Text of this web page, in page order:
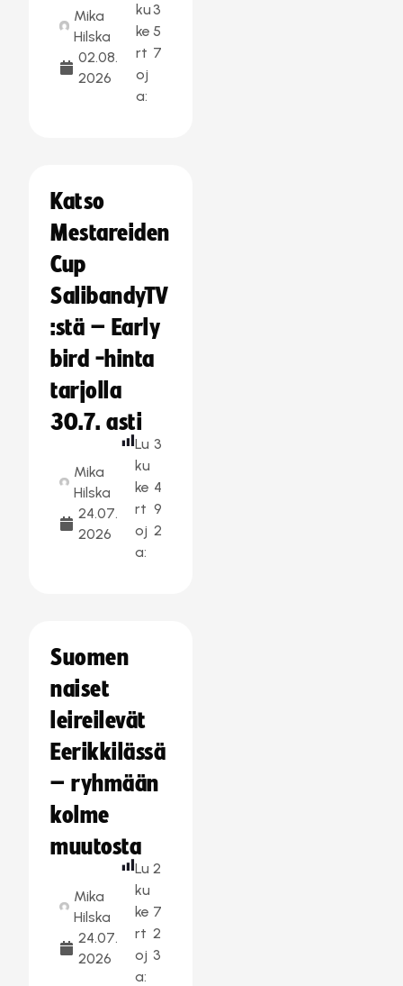
Mika
Hilska
02.08.
2026
ku
ke
rt
oj
a:
3
5
7
Katso
Mestareiden
Cup
SalibandyTV
:stä – Early
bird -hinta
tarjolla
30.7. asti
Mika
Hilska
24.07.
2026
Lu
ku
ke
rt
oj
a:
3
4
9
2
Suomen
naiset
leireilevät
Eerikkilässä
– ryhmään
kolme
muutosta
Mika
Hilska
24.07.
2026
Lu
ku
ke
rt
oj
a:
2
7
2
3